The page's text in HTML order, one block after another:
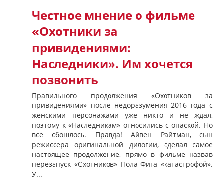
Честное мнение о фильме
«Охотники за
привидениями:
Наследники». Им хочется
позвонить
Правильного продолжения «Охотников за
привидениями» после недоразумения 2016 года с
женскими персонажами уже никто и не ждал,
поэтому к «Наследникам» относились с опаской. Но
все обошлось. Правда! Айвен Райтман, сын
режиссера оригинальной дилогии, сделал самое
настоящее продолжение, прямо в фильме назвав
перезапуск «Охотников» Пола Фига «катастрофой».
У...